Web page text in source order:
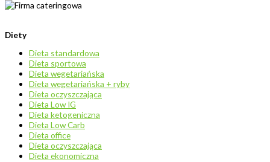
Diety
Dieta standardowa
Dieta sportowa
Dieta wegetariańska
Dieta wegetariańska + ryby
Dieta oczyszczająca
Dieta Low IG
Dieta ketogeniczna
Dieta Low Carb
Dieta office
Dieta oczyszczająca
Dieta ekonomiczna